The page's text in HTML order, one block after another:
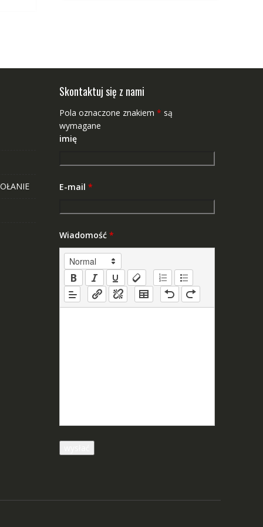
Skontaktuj się z nami
Pola oznaczone znakiem * są
wymagane
imię
E-mail *
Wiadomość *